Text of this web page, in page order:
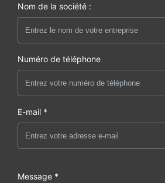
Nom de la société :
Numéro de téléphone
E-mail *
Message *